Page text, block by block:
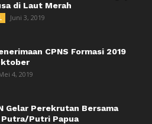
di Laut Merah
Juni 3, 2019
CPNS Formasi 2019
4, 2019
Gelar Perekrutan Bersama
Putra/Putri Papua